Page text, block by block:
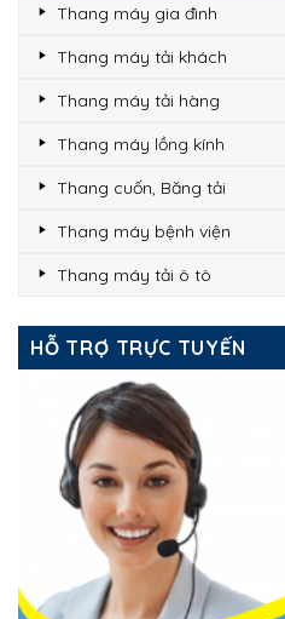
Thang máy gia đình
Thang máy tải khách
Thang máy tải hàng
Thang máy lồng kính
Thang cuốn, Băng tải
Thang máy bệnh viện
Thang máy tải ô tô
HỖ TRỢ TRỰC TUYẾN